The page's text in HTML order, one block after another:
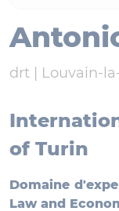
drt | Louvain-
of Turin
Domaine
Law and